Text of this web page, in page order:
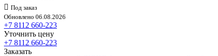
Под заказ
Обновлено 06.08.2026
+7 8112 660-223
Уточнить цену
+7 8112 660-223
Заказать